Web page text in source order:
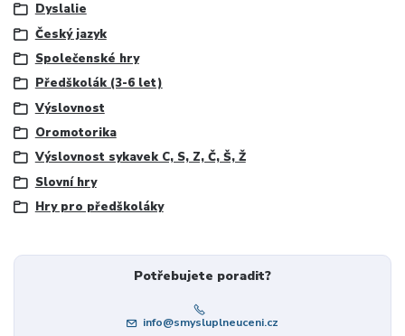
Dyslalie
Český jazyk
Společenské hry
Předškolák (3-6 let)
Výslovnost
Oromotorika
Výslovnost sykavek C, S, Z, Č, Š, Ž
Slovní hry
Hry pro předškoláky
Potřebujete poradit?
info@smysluplneuceni.cz